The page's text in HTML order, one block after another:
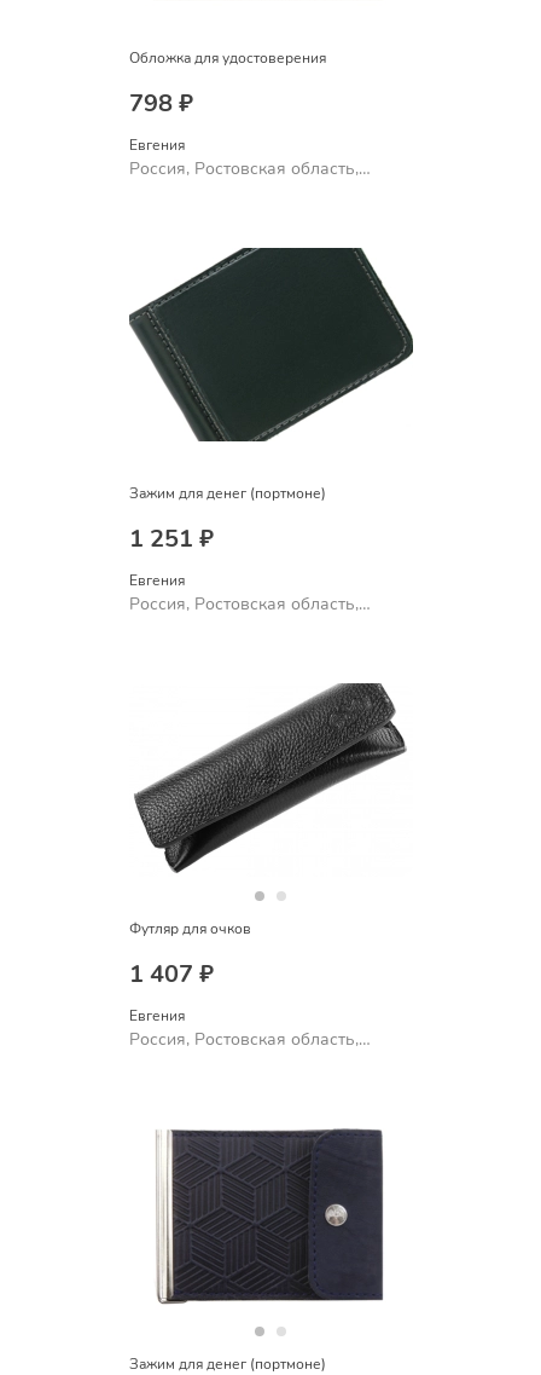
Обложка для удостоверения
798 ₽
Евгения
Россия, Ростовская область,
Зажим для денег (портмоне)
1 251 ₽
Евгения
Россия, Ростовская область,
Футляр для очков
1 407 ₽
Евгения
Россия, Ростовская область,
Зажим для денег (портмоне)